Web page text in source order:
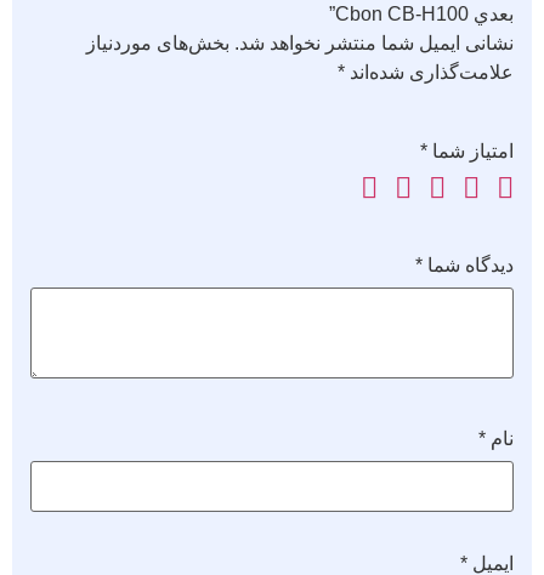
بعدي Cbon CB-H100”
نشانی ایمیل شما منتشر نخواهد شد. بخش‌های موردنیاز
علامت‌گذاری شده‌اند *
امتیاز شما *
دیدگاه شما *
نام *
ایمیل *